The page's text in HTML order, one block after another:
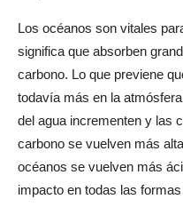
Los océanos son vitales
significa que absorben
carbono. Lo que previene
todavía más en la
del agua incrementen y las
carbono se vuelven más
océanos se vuelven más
impacto en todas las